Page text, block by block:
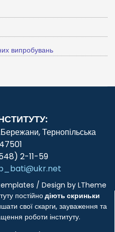
випробувань
Тернопільська
2-11-59
/ Design by LTheme
постійнодіють скриньки
свої скарги, зауваження та
роботи інституту.